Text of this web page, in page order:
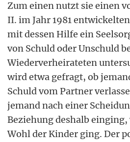
Zum einen nutzt sie einen
II. im Jahr 1981
mit dessen Hilfe ein
von Schuld oder Unschuld
Wiederverheirateten
wird etwa gefragt, ob
Schuld vom Partner
jemand nach einer
Beziehung deshalb einging,
Wohl der Kinder ging. Der